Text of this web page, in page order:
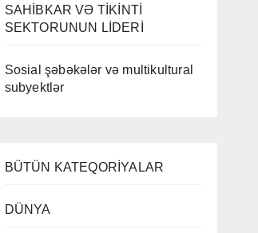
SAHİBKAR VƏ TİKİNTİ
SEKTORUNUN LİDERİ
Sosial şəbəkələr və multikultural
subyektlər
BÜTÜN KATEQORİYALAR
DÜNYA